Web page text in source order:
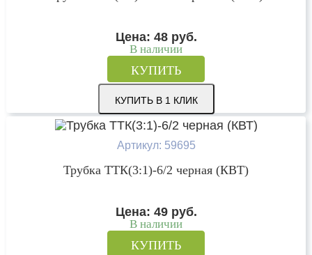
Цена: 48руб.
В наличии
КУПИТЬ
КУПИТЬ В 1 КЛИК
Артикул: 59695
Трубка ТТК(3:1)-6/2 черная (КВТ)
Цена: 49руб.
В наличии
КУПИТЬ